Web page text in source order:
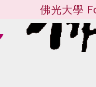
佛光大學